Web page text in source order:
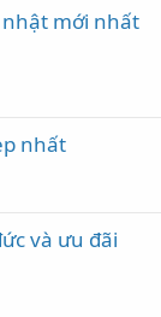
nhật mới nhất
nhất
và ưu đãi